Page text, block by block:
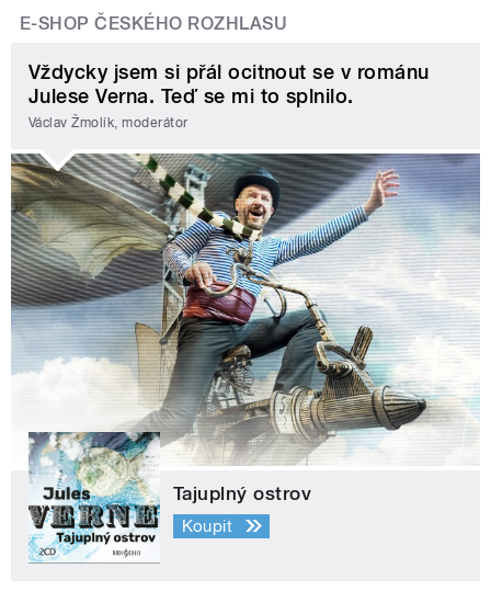
E-SHOP ČESKÉHO ROZHLASU
Vždycky jsem si přál ocitnout se v románu
Julese Verna. Teď se mi to splnilo.
Václav Žmolík, moderátor
Tajuplný ostrov
Koupit